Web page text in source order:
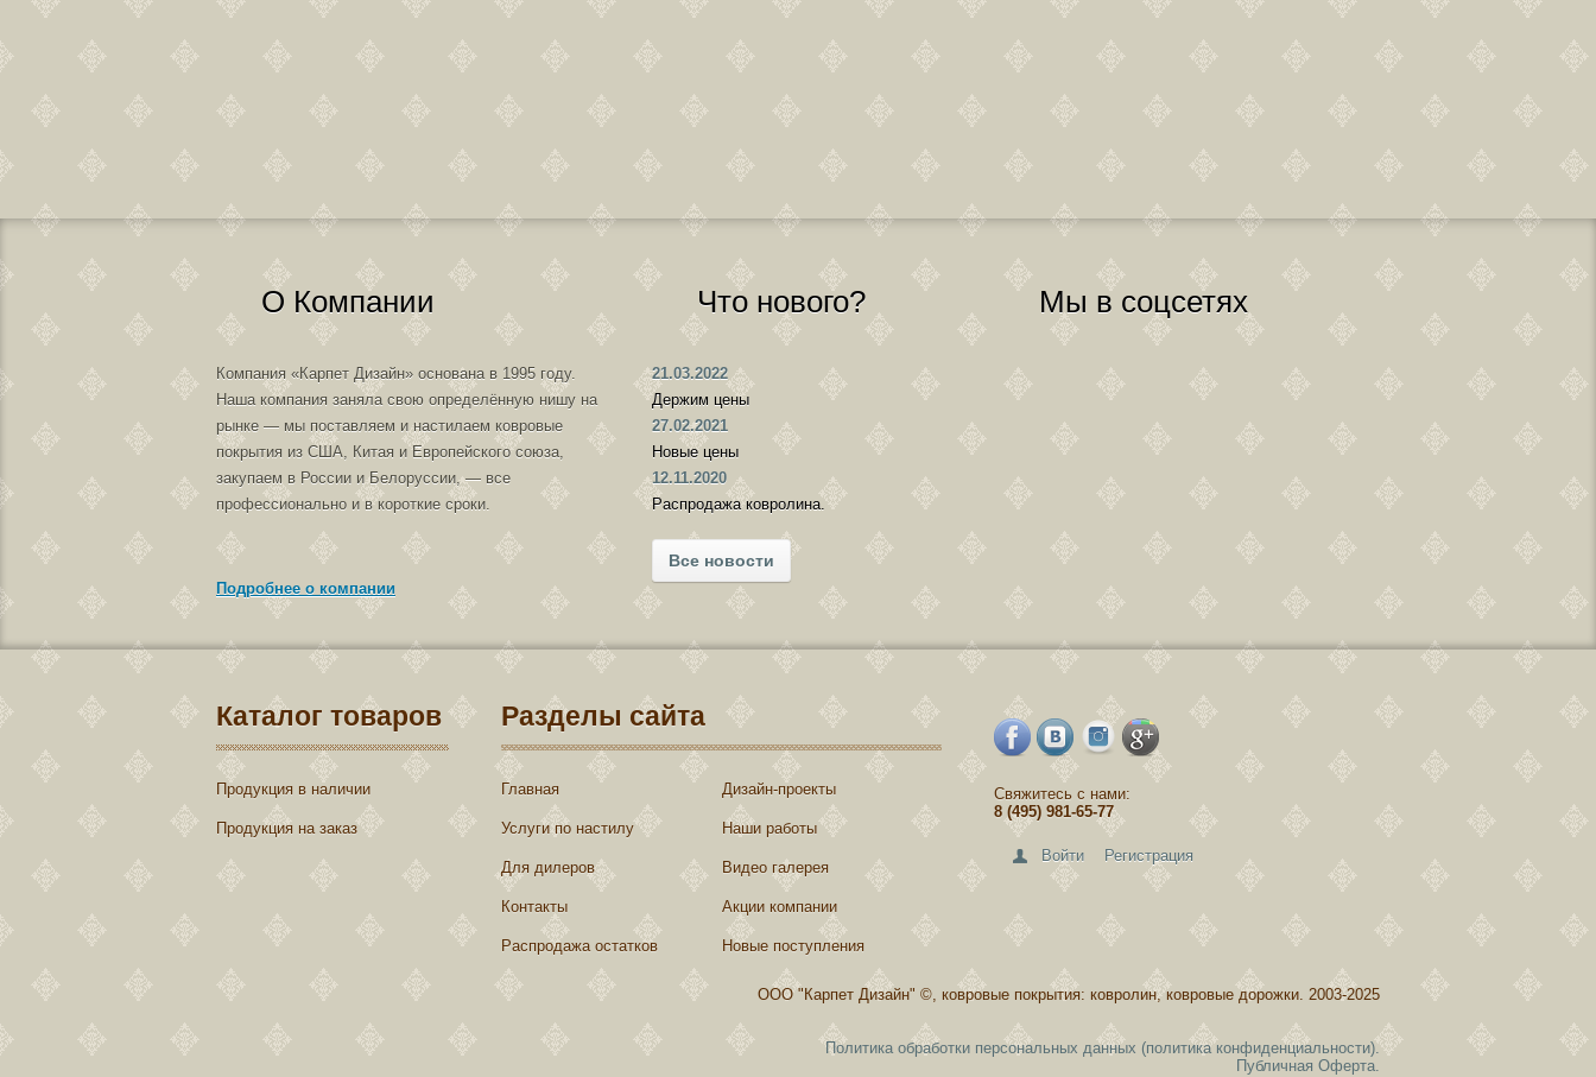
О Компании
Компания «Карпет Дизайн» основана в 1995 году.
Наша компания заняла свою определённую нишу на
рынке — мы поставляем и настилаем ковровые
покрытия из США, Китая и Европейского союза,
закупаем в России и Белоруссии, — все
профессионально и в короткие сроки.
Подробнее о компании
Что нового?
21.03.2022
Держим цены
27.02.2021
Новые цены
12.11.2020
Распродажа ковролина.
Все новости
Мы в соцсетях
Каталог товаров
Продукция в наличии
Продукция на заказ
Разделы сайта
Главная Дизайн-проекты
Услуги по настилу Наши работы
Для дилеров Видео галерея
Контакты Акции компании
Распродажа остатков Новые поступления
Свяжитесь с нами:
8 (495) 981-65-77
Войти Регистрация
ООО "Карпет Дизайн" ©, ковровые покрытия: ковролин, ковровые дорожки. 2003-2025
Политика обработки персональных данных (политика конфиденциальности).
Публичная Оферта.